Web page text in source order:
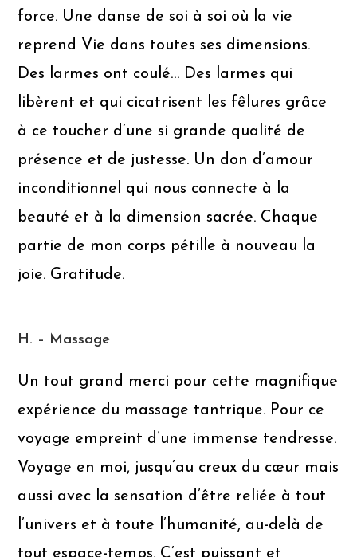
force. Une danse de soi à soi où la vie
reprend Vie dans toutes ses dimensions.
Des larmes ont coulé… Des larmes qui
libèrent et qui cicatrisent les fêlures grâce
à ce toucher d’une si grande qualité de
présence et de justesse. Un don d’amour
inconditionnel qui nous connecte à la
beauté et à la dimension sacrée. Chaque
partie de mon corps pétille à nouveau la
joie. Gratitude.
H. – Massage
Un tout grand merci pour cette magnifique
expérience du massage tantrique. Pour ce
voyage empreint d’une immense tendresse.
Voyage en moi, jusqu’au creux du cœur mais
aussi avec la sensation d’être reliée à tout
l’univers et à toute l’humanité, au-delà de
tout espace-temps. C’est puissant et